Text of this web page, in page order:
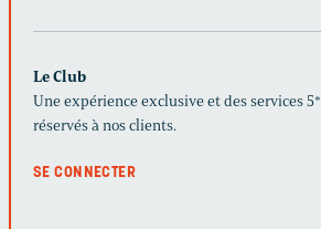
Le Club
Une expérience exclusive et des services 5*
réservés à nos clients.
SE CONNECTER